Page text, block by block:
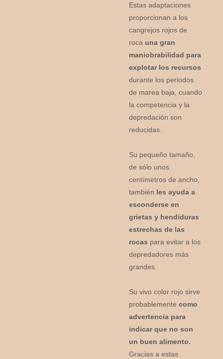
Estas adaptaciones
proporcionan a los
cangrejos rojos de
roca una gran
maniobrabilidad para
explotar los recursos
durante los periodos
de marea baja, cuando
la competencia y la
depredación son
reducidas.
Su pequeño tamaño,
de sólo unos
centímetros de ancho,
también les ayuda a
esconderse en
grietas y hendiduras
estrechas de las
rocas para evitar a los
depredadores más
grandes.
Su vivo color rojo sirve
probablementecomo
advertencia para
indicar que no son
un buen alimento.
Gracias a estas